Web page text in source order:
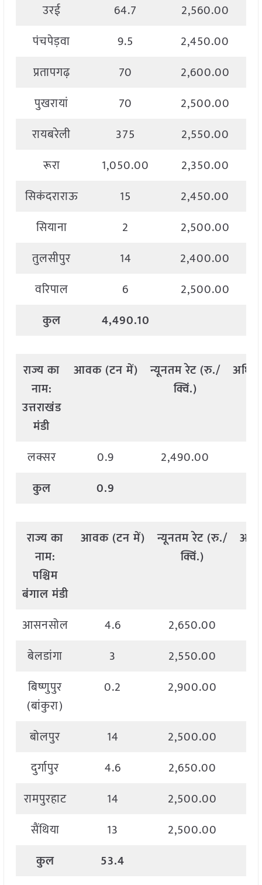
उरई
64.7
2,560.00
पंचपेड़वा
9.5
2,450.00
प्रतापगढ़
70
2,600.00
पुखरायां
70
2,500.00
रायबरेली
375
2,550.00
रूरा
1,050.00
2,350.00
सिकंदराराऊ
15
2,450.00
सियाना
2
2,500.00
तुलसीपुर
14
2,400.00
वरिपाल
6
2,500.00
कुल
4,490.10
राज्यका
नाम:
उत्तराखंड
मंडी
आवक (टनमें) न्यूनतमरेट (रु./
क्विं.)
लक्सर 0.9 2,490.00
कुल
0.9
राज्यका
नाम:
पश्चिम
बंगाल मंडी
आवक (टनमें) न्यूनतमरेट (रु./
क्विं.)
आसनसोल 4.6 2,650.00
बेलडांगा
3 2,550.00
बिष्णुपुर
(बांकुरा)
0.2 2,900.00
बोलपुर 14 2,500.00
दुर्गापुर
4.6 2,650.00
रामपुरहाट
14 2,500.00
सैंथिया
13 2,500.00
कुल
53.4